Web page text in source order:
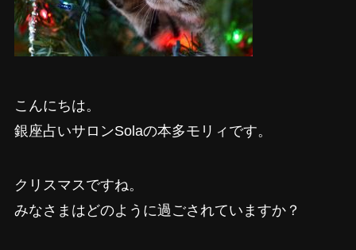
こんにちは。
銀座占いサロンSolaの本多モリィです。
クリスマスですね。
みなさまはどのように過ごされていますか？